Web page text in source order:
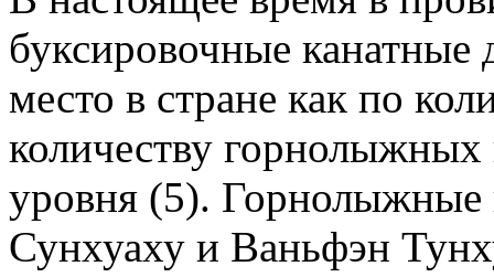
буксировочные канатные
место в стране как по
количеству горнолыжных
уровня (5).
Сунхуаху и Ваньфэн